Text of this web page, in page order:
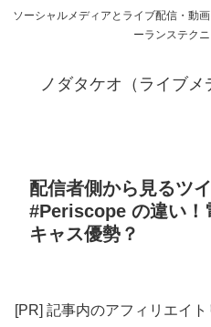
ソーシャルメディアとライブ配信・動
ーランステク
ノダタケオ（ライブメ
配信者側から見るツ
#Periscope の違い！
キャス優勢？
[PR] 記事内のアフィリエイ